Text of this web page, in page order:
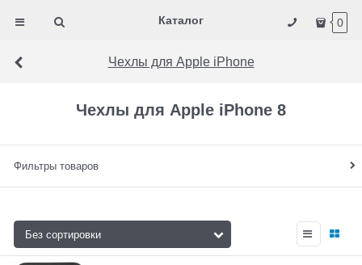
Каталог 0
Чехлы для Apple iPhone
Чехлы для Apple iPhone 8
Фильтры товаров